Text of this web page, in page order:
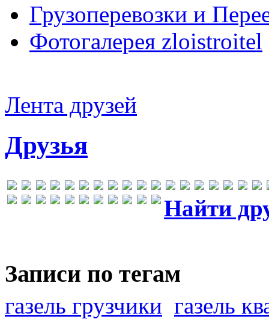
Грузоперевозки и
Фотогалерея zloistroitel
Лента друзей
Друзья
Найти
Записи по тегам
газель грузчики газель